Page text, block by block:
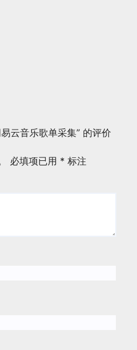
云音乐歌单采集” 的评价
必填项已用 * 标注